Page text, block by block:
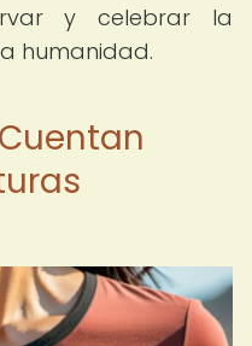
y celebrar la
humanidad.